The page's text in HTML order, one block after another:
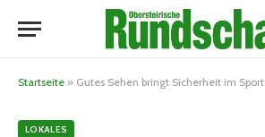
Startseite » Gutes Sehen bringt Sicherheit im Sport
LOKALES